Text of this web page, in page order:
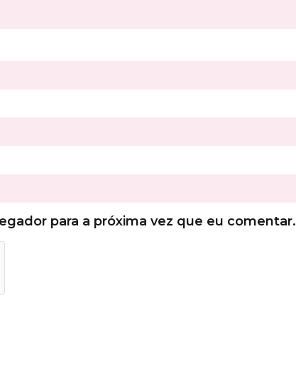
para a próxima vez que eu comentar.